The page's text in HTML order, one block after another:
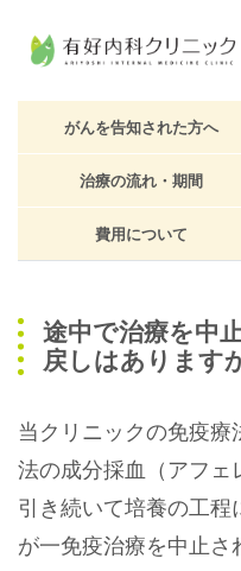
がんを告知された方へ
治療の流れ・期間
費用について
途中で治療を中
戻しはあります
当クリニックの免疫療
法の成分採血（アフェ
引き続いて培養の工
が一免疫治療を中止さ